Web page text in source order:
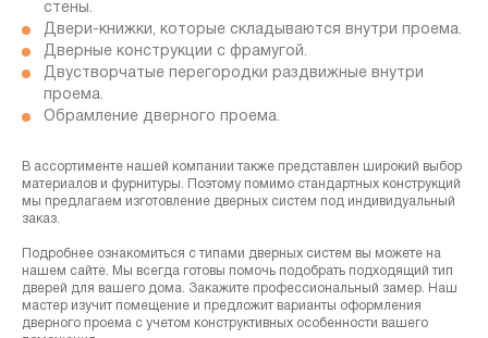
стены.
Двери-книжки, которые складываются внутри проема.
Дверные конструкции с фрамугой.
Двустворчатые перегородки раздвижные внутри
проема.
Обрамление дверного проема.
В ассортименте нашей компании также представлен широкий выбор
материалов и фурнитуры. Поэтому помимо стандартных конструкций
мы предлагаем изготовление дверных систем под индивидуальный
заказ.
Подробнее ознакомиться с типами дверных систем вы можете на
нашем сайте. Мы всегда готовы помочь подобрать подходящий тип
дверей для вашего дома. Закажите профессиональный замер. Наш
мастер изучит помещение и предложит варианты оформления
дверного проема с учетом конструктивных особенности вашего